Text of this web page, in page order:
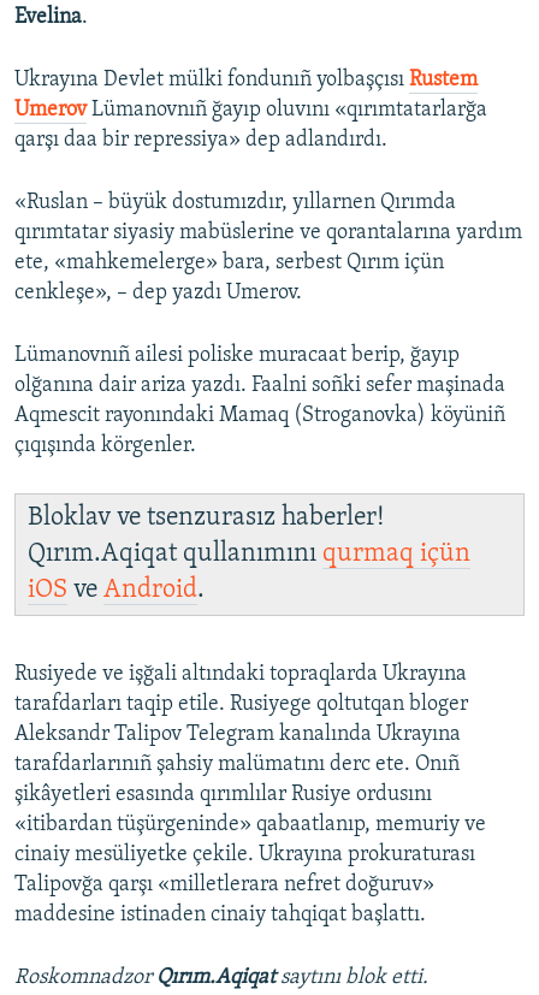
RFE/RS bütün saytları
Evelina.
Ukrayına Devlet mülki fondunıñ yolbaşçısı Rustem
Umerov Lümanovnıñ ğayıp oluvını «qırımtatarlarğa
qarşı daa bir repressiya» dep adlandırdı.
«Ruslan – büyük dostumızdır, yıllarnen Qırımda
qırımtatar siyasiy mabüslerine ve qorantalarına yardım
ete, «mahkemelerge» bara, serbest Qırım içün
cenkleşe», – dep yazdı Umerov.
Lümanovnıñ ailesi poliske muracaat berip, ğayıp
olğanına dair ariza yazdı. Faalni soñki sefer maşinada
Aqmescit rayonındaki Mamaq (Stroganovka) köyüniñ
çıqışında körgenler.
Bloklav ve tsenzurasız haberler!
Qırım.Aqiqat qullanımını qurmaq içün
iOS ve Android.
Rusiyede ve işğali altındaki topraqlarda Ukrayına
tarafdarları taqip etile. Rusiyege qoltutqan bloger
Aleksandr Talipov Telegram kanalında Ukrayına
tarafdarlarınıñ şahsiy malümatını derc ete. Onıñ
şikâyetleri esasında qırımlılar Rusiye ordusını
«itibardan tüşürgeninde» qabaatlanıp, memuriy ve
cinaiy mesüliyetke çekile. Ukrayına prokuraturası
Talipovğa qarşı «milletlerara nefret doğuruv»
maddesine istinaden cinaiy tahqiqat başlattı.
Roskomnadzor Qırım.Aqiqatsaytını blok etti.